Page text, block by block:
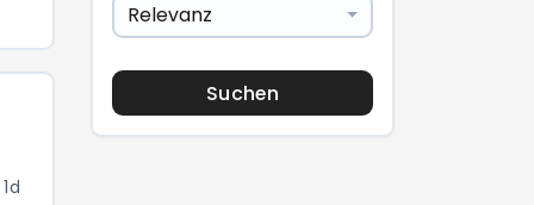
Relevanz
Suchen